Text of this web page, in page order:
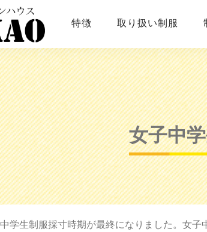
特徴 取り扱い制服
女子中
中学生制服採寸時期が最終になりました。女